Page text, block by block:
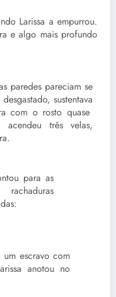
Larissa a empurrou.
e algo mais profundo
paredes pareciam se
sustentava
com o rosto quase
acendeu três velas,
para as
rachaduras
escravo com
anotou no